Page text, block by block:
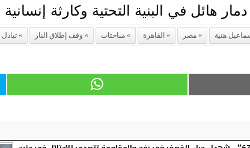
هائل في البنية التحتية وكارثة
هنية مصر القاهرة مباحثات وقف إطلاق النار تبادل